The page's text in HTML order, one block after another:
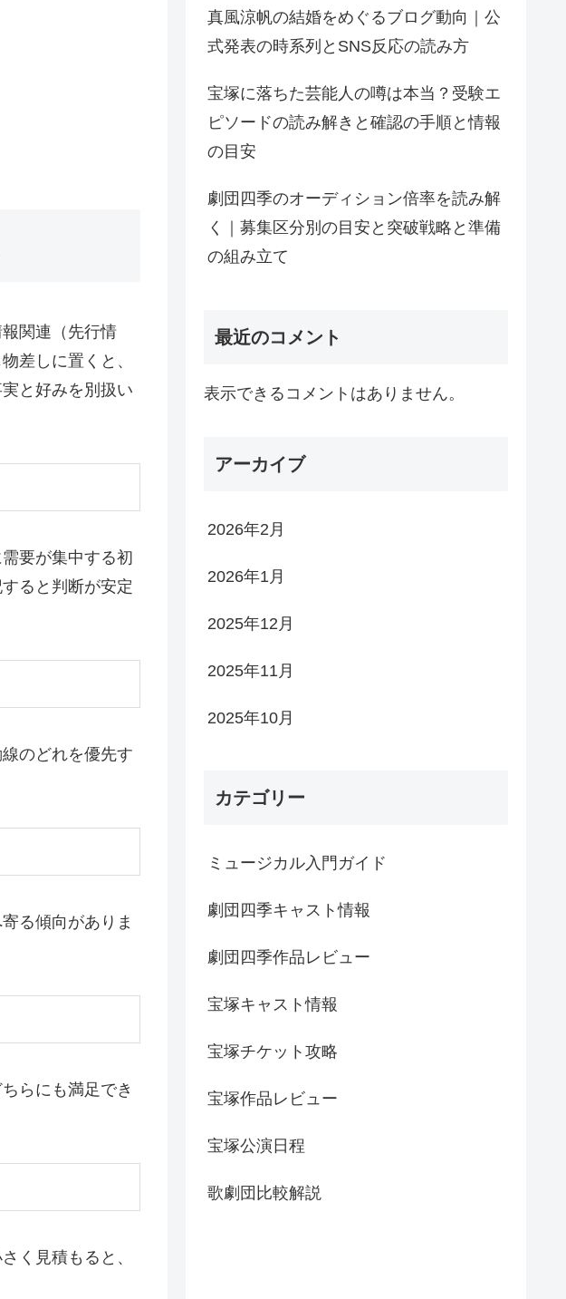
関連（先行情
差しに置くと、
と好みを別扱い
要が集中する初
ると判断が安定
のどれを優先す
る傾向がありま
らにも満足でき
く見積もると、
真風涼帆の結婚をめぐるブログ動向｜公
式発表の時系列とSNS反応の読み方
宝塚に落ちた芸能人の噂は本当？受験エ
ピソードの読み解きと確認の手順と情報
の目安
劇団四季のオーディション倍率を読み解
く｜募集区分別の目安と突破戦略と準備
の組み立て
最近のコメント
表示できるコメントはありません。
アーカイブ
2026年2月
2026年1月
2025年12月
2025年11月
2025年10月
カテゴリー
ミュージカル入門ガイド
劇団四季キャスト情報
劇団四季作品レビュー
宝塚キャスト情報
宝塚チケット攻略
宝塚作品レビュー
宝塚公演日程
歌劇団比較解説